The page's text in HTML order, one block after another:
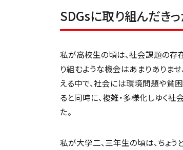
SDGsに取り組んだき
私が高校生の頃は、社会課題の存
り組むような機会はあまりありま
える中で、社会には環境問題や貧
ると同時に、複雑・多様化しゆく
た。
私が大学二、三年生の頃は、ちょ